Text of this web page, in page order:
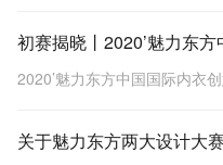
初赛揭晓丨2020’魅力东
2020’魅力东方中国国际内衣
关于魅力东方两大设计大